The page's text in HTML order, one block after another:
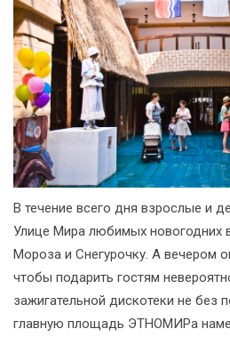
В течение всего дня взрослые и
Улице Мира любимых новогодних
Мороза и Снегурочку. А вечером
чтобы подарить гостям
зажигательной дискотеки не без
главную площадь ЭТНОМИРа